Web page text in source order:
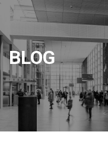
BLOG